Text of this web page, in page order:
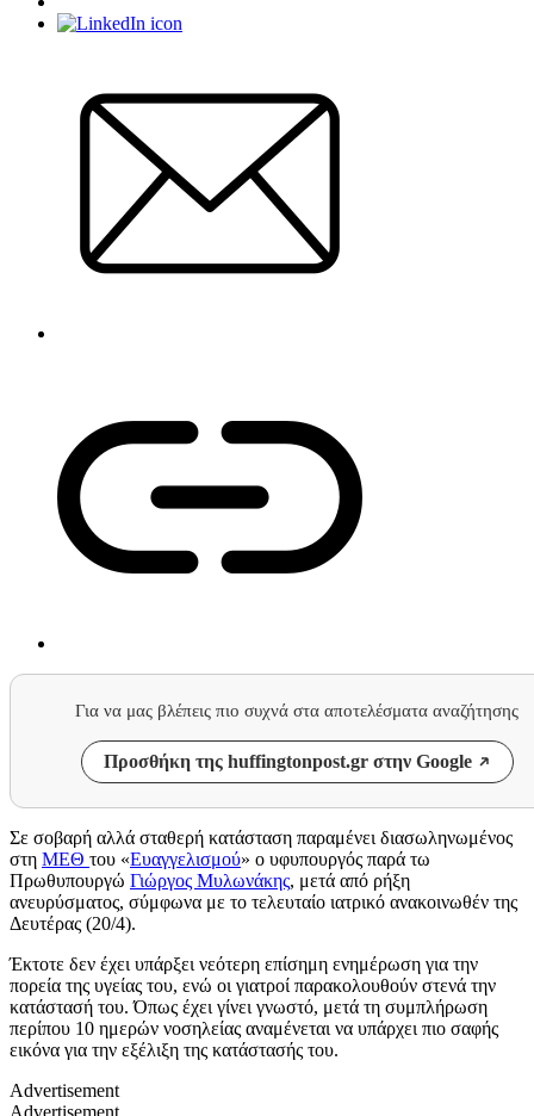
Για να μας βλέπεις πιο συχνά στα αποτελέσματα αναζήτησης
Προσθήκη της huffingtonpost.gr στην Google
Σε σοβαρή αλλά σταθερή κατάσταση παραμένει διασωληνωμένος
στη ΜΕΘ του «Ευαγγελισμού» ο υφυπουργός παρά τω
Πρωθυπουργώ Γιώργος Μυλωνάκης, μετά από ρήξη
ανευρύσματος, σύμφωνα με το τελευταίο ιατρικό ανακοινωθέν της
Δευτέρας (20/4).
Έκτοτε δεν έχει υπάρξει νεότερη επίσημη ενημέρωση για την
πορεία της υγείας του, ενώ οι γιατροί παρακολουθούν στενά την
κατάστασή του. Όπως έχει γίνει γνωστό, μετά τη συμπλήρωση
περίπου 10 ημερών νοσηλείας αναμένεται να υπάρχει πιο σαφής
εικόνα για την εξέλιξη της κατάστασής του.
Advertisement
Advertisement